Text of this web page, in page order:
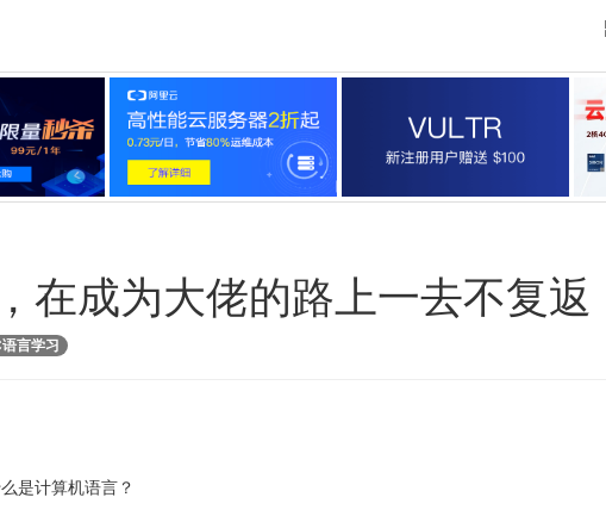
在成为大佬的路上一去不复返
言学习
是计算机语言？